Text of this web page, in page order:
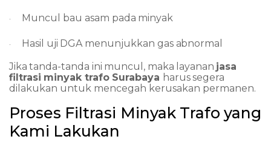
· Muncul bau asam pada minyak
· Hasil uji DGA menunjukkan gas abnormal
Jika tanda-tanda ini muncul, maka layanan jasa
filtrasi minyak trafo Surabaya harussegera
dilakukan untuk mencegah kerusakan permanen.
Proses Filtrasi Minyak Trafo yang
Kami Lakukan